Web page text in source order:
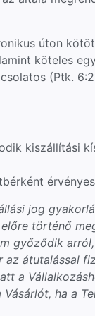
úton
köteles
(Ptk.
kiszállítási
jog
történő
győződik
átutalással
a
ha a